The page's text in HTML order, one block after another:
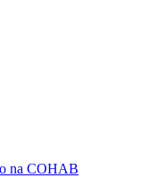
na COHAB